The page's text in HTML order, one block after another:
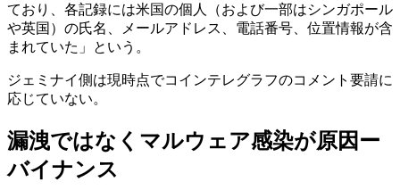
ており、各記録には米国の個人（および一部はシンガポール
や英国）の氏名、メールアドレス、電話番号、位置情報が含
まれていた」という。
ジェミナイ側は現時点でコインテレグラフのコメント要請に
応じていない。
漏洩ではなくマルウェア感染が原因ー
バイナンス